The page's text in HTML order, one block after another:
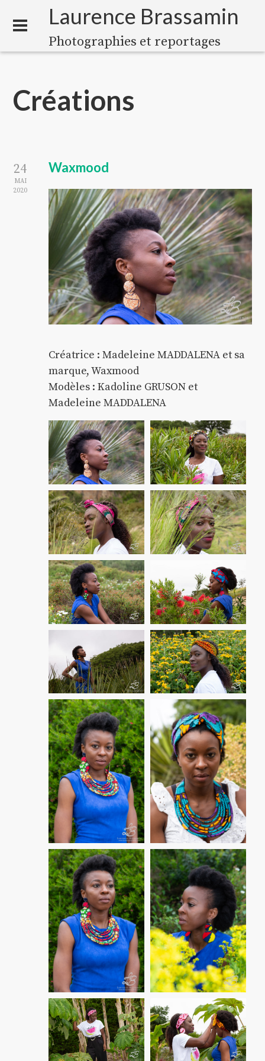
Laurence Brassamin
Photographies et reportages
Créations
24
MAI
2020
Waxmood
Créatrice : Madeleine MADDALENA et sa
marque, Waxmood
Modèles : Kadoline GRUSON et
Madeleine MADDALENA